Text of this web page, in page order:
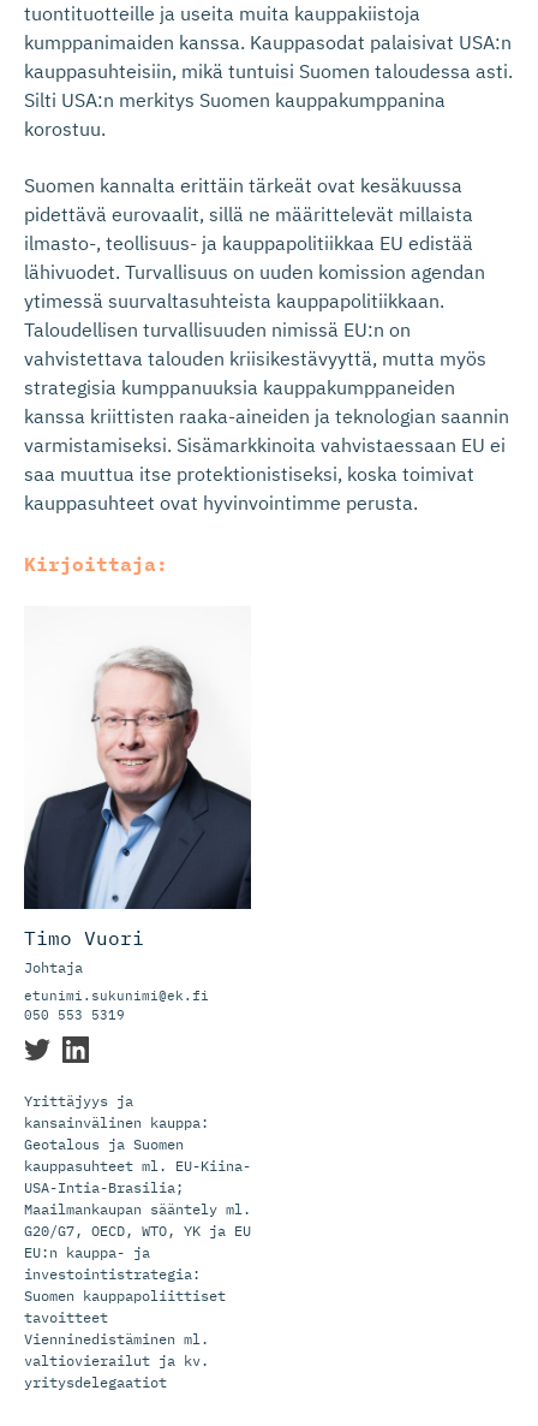
tuontituotteille ja useita muita kauppakiistoja
kumppanimaiden kanssa. Kauppasodat palaisivat USA:n
kauppasuhteisiin, mikä tuntuisi Suomen taloudessa asti.
Silti USA:n merkitys Suomen kauppakumppanina
korostuu.
Suomen kannalta erittäin tärkeät ovat kesäkuussa
pidettävä eurovaalit, sillä ne määrittelevät millaista
ilmasto-, teollisuus- ja kauppapolitiikkaa EU edistää
lähivuodet. Turvallisuus on uuden komission agendan
ytimessä suurvaltasuhteista kauppapolitiikkaan.
Taloudellisen turvallisuuden nimissä EU:n on
vahvistettava talouden kriisikestävyyttä, mutta myös
strategisia kumppanuuksia kauppakumppaneiden
kanssa kriittisten raaka-aineiden ja teknologian saannin
varmistamiseksi. Sisämarkkinoita vahvistaessaan EU ei
saa muuttua itse protektionistiseksi, koska toimivat
kauppasuhteet ovat hyvinvointimme perusta.
Kirjoittaja:
Timo Vuori
Johtaja
etunimi.sukunimi@ek.fi
050 553 5319
Yrittäjyys ja
kansainvälinen kauppa:
Geotalous ja Suomen
kauppasuhteet ml. EU-Kiina-
USA-Intia-Brasilia;
Maailmankaupan sääntely ml.
G20/G7, OECD, WTO, YK ja EU
EU:n kauppa- ja
investointistrategia:
Suomen kauppapoliittiset
tavoitteet
Vienninedistäminen ml.
valtiovierailut ja kv.